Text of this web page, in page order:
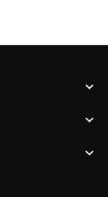
keyboard_arrow_down
keyboard_arrow_down
keyboard_arrow_down